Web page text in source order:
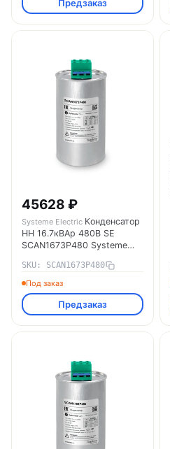
Предзаказ
45628 ₽
Systeme Electric Конденсатор
НН 16.7кВАр 480В SE
SCAN1673P480 Systeme
SKU: SCAN1673P480
Под заказ
Предзаказ